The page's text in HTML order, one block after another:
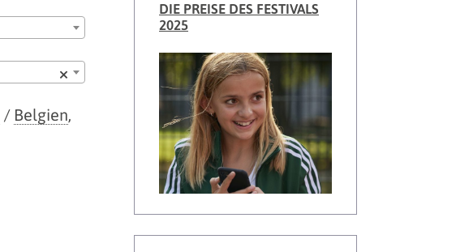
×
/ Belgien
DIE PREISE DES FESTIVALS
2025